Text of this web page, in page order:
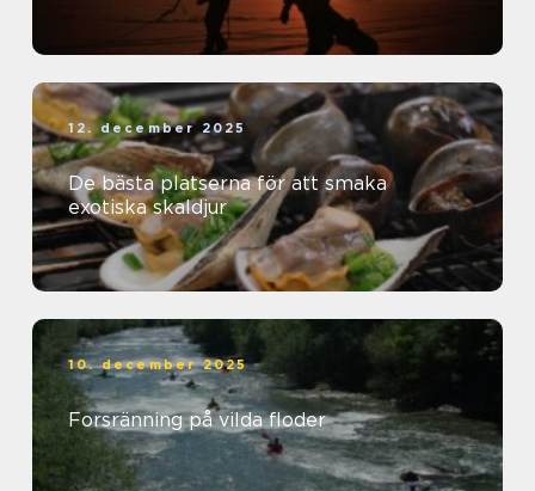
12. december 2025
De bästa platserna för att smaka
exotiska skaldjur
10. december 2025
Forsränning på vilda floder